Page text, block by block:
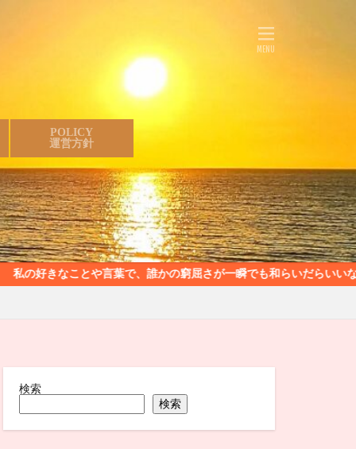
POLICY
運営方針
言葉で、誰かの窮屈さが一瞬でも和らいだらいいなと思っています
検索
検索